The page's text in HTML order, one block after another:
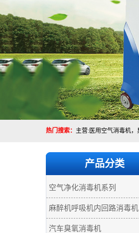
热门搜索：
产品分类
空气净化消毒机系列
麻醉机呼吸机内回路消毒机
汽车臭氧消毒机